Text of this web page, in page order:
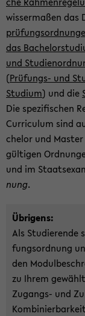
wis­ser­ma­ßen das
das
und
(Prüfungs-​ und
Stu­di­um) und die
Die spe­zi­fi­schen
Cur­ri­cu­lum sind
che­lor und
gül­ti­gen
und im
nung.
Üb­ri­gens:
Als Stu­die­ren­de
fungs­ord­nung
den
zu Ihrem
Zugangs-​ und